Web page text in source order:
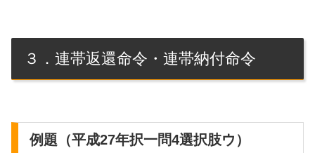
３．連帯返還命令・連帯納付命令
例題（平成27年択一問4選択肢ウ）